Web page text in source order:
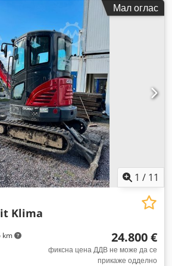
Мал оглас
1 / 11
km
Klima
24.800 €
фиксна цена ДДВ не може да се
прикаже одделно